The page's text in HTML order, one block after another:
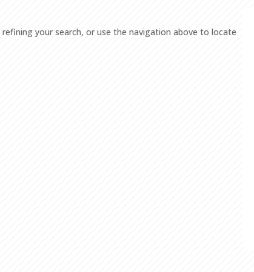
your search, or use the navigation above to locate